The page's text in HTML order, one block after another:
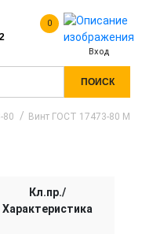
0
Вход
ПОИСК
80
Винт ГОСТ 17473-80 M
Кл.пр./
Характеристика